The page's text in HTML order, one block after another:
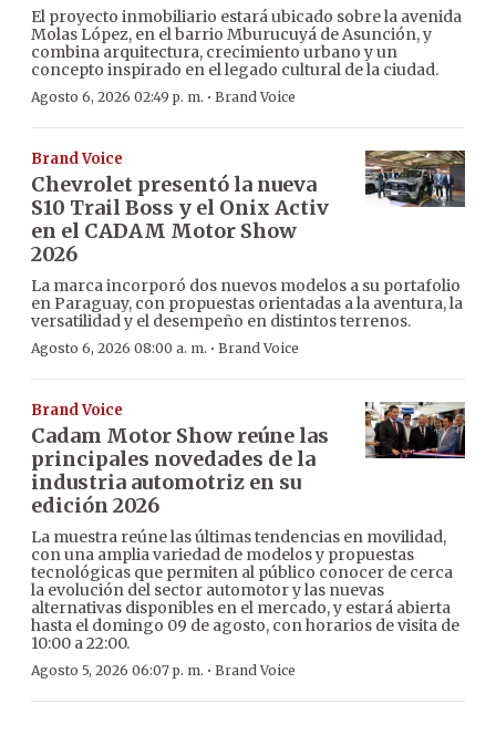
El proyecto inmobiliario estará ubicado sobre la avenida
Molas López, en el barrio Mburucuyá de Asunción, y
combina arquitectura, crecimiento urbano y un
concepto inspirado en el legado cultural de la ciudad.
Agosto 6, 2026 02:49 p. m. · Brand Voice
Brand Voice
Chevrolet presentó la nueva
S10 Trail Boss y el Onix Activ
en el CADAM Motor Show
2026
La marca incorporó dos nuevos modelos a su portafolio
en Paraguay, con propuestas orientadas a la aventura, la
versatilidad y el desempeño en distintos terrenos.
Agosto 6, 2026 08:00 a. m. · Brand Voice
Brand Voice
Cadam Motor Show reúne las
principales novedades de la
industria automotriz en su
edición 2026
La muestra reúne las últimas tendencias en movilidad,
con una amplia variedad de modelos y propuestas
tecnológicas que permiten al público conocer de cerca
la evolución del sector automotor y las nuevas
alternativas disponibles en el mercado, y estará abierta
hasta el domingo 09 de agosto, con horarios de visita de
10:00 a 22:00.
Agosto 5, 2026 06:07 p. m. · Brand Voice